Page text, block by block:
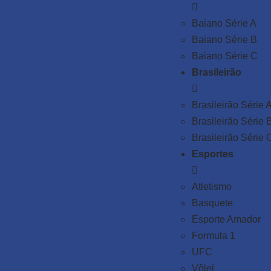
Baiano Série A
Baiano Série B
Baiano Série C
Brasileirão
Brasileirão Série A
Brasileirão Série
Brasileirão Série
Esportes
Atletismo
Basquete
Esporte Amador
Formula 1
UFC
Vôlei